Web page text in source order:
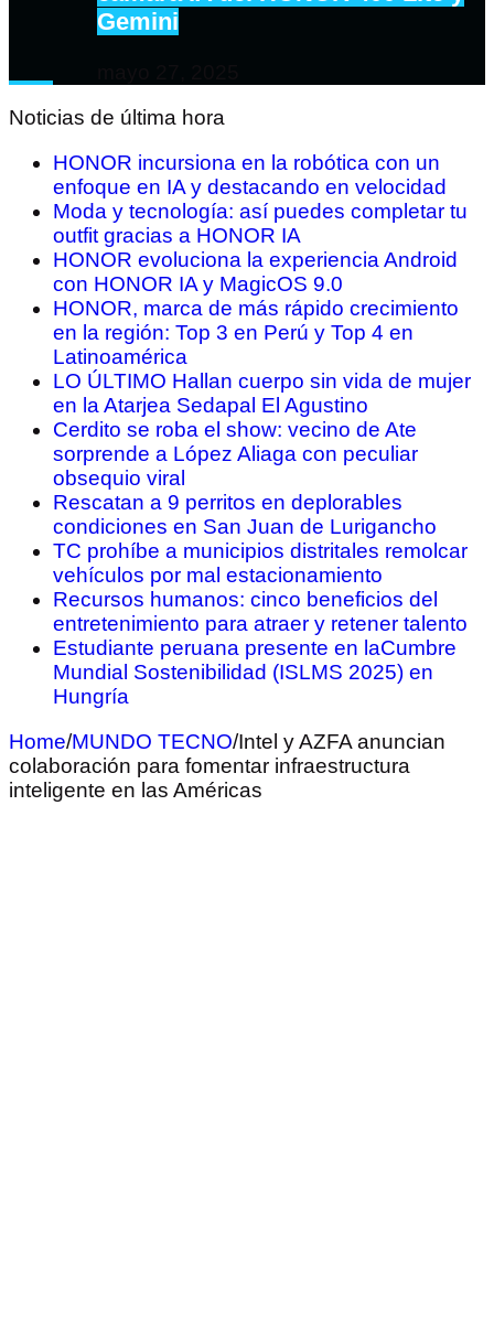
Gemini
Noticias de última hora
HONOR incursiona en la robótica con un
enfoque en IA y destacando en velocidad
Moda y tecnología: así puedes completar tu
outfit gracias a HONOR IA
HONOR evoluciona la experiencia Android
con HONOR IA y MagicOS 9.0
HONOR, marca de más rápido crecimiento
en la región: Top 3 en Perú y Top 4 en
Latinoamérica
LO ÚLTIMO Hallan cuerpo sin vida de mujer
en la Atarjea Sedapal El Agustino
Cerdito se roba el show: vecino de Ate
sorprende a López Aliaga con peculiar
obsequio viral
Rescatan a 9 perritos en deplorables
condiciones en San Juan de Lurigancho
TC prohíbe a municipios distritales remolcar
vehículos por mal estacionamiento
Recursos humanos: cinco beneficios del
entretenimiento para atraer y retener talento
Estudiante peruana presente en laCumbre
Mundial Sostenibilidad (ISLMS 2025) en
Hungría
Home/MUNDO TECNO/Intel y AZFA anuncian
colaboración para fomentar infraestructura
inteligente en las Américas